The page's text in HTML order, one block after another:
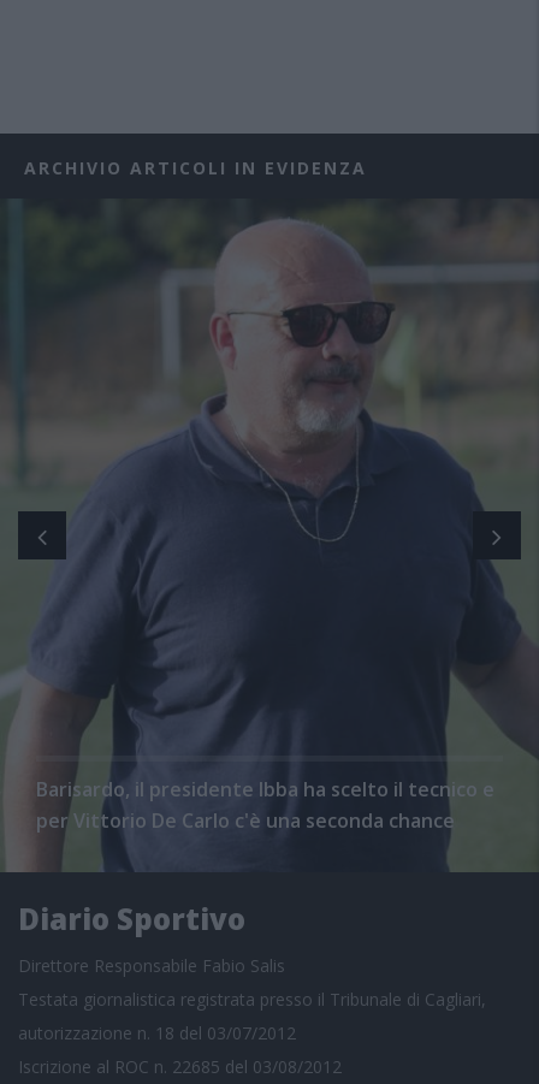
ARCHIVIO ARTICOLI IN EVIDENZA
Barisardo, il presidente Ibba ha scelto il tecnico e
per Vittorio De Carlo c'è una seconda chance
Diario Sportivo
Direttore Responsabile Fabio Salis
Testata giornalistica registrata presso il Tribunale di Cagliari,
autorizzazione n. 18 del 03/07/2012
Iscrizione al ROC n. 22685 del 03/08/2012